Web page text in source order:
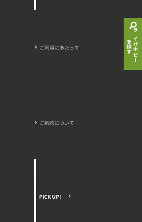
ライゼホビー
を探す
ご利用にあたって
ご解約について
PICK UP!